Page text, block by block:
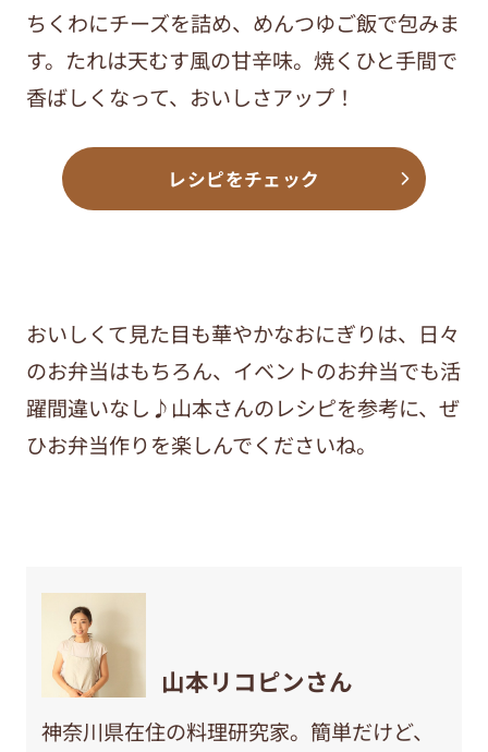
ちくわにチーズを詰め、めんつゆご飯で包みま
す。たれは天むす風の甘辛味。焼くひと手間で
香ばしくなって、おいしさアップ！
レシピをチェック
おいしくて見た目も華やかなおにぎりは、日々
のお弁当はもちろん、イベントのお弁当でも活
躍間違いなし♪山本さんのレシピを参考に、ぜ
ひお弁当作りを楽しんでくださいね。
山本リコピンさん
神奈川県在住の料理研究家。簡単だけど、